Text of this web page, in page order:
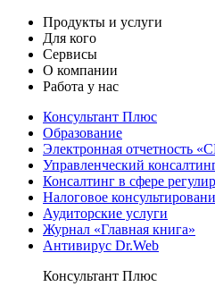
Продукты и услуги
Для кого
Сервисы
О компании
Работа у нас
Консультант Плюс
Образование
Электронная отчетность
Управленческий
Консалтинг в сфере
Налоговое
Аудиторские услуги
Журнал «Главная книга»
Антивирус Dr.Web
Консультант Плюс